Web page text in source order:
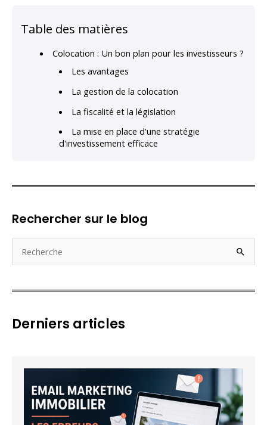
Table des matières
Colocation : Un bon plan pour les investisseurs ?
Les avantages
La gestion de la colocation
La fiscalité et la législation
La mise en place d'une stratégie
d'investissement efficace
Rechercher sur le blog
e
rDerniers articles